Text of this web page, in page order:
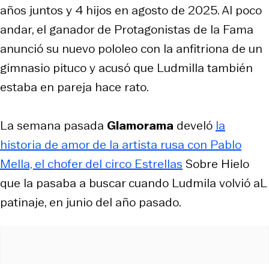
años juntos y 4 hijos en agosto de 2025. Al poco
andar, el ganador de Protagonistas de la Fama
anunció su nuevo pololeo con la anfitriona de un
gimnasio pituco y acusó que Ludmilla también
estaba en pareja hace rato.
La semana pasada Glamorama develó la
historia de amor de la artista rusa con Pablo
Mella, el chofer del circo Estrellas Sobre Hielo
que la pasaba a buscar cuando Ludmila volvió aL
patinaje, en junio del año pasado.